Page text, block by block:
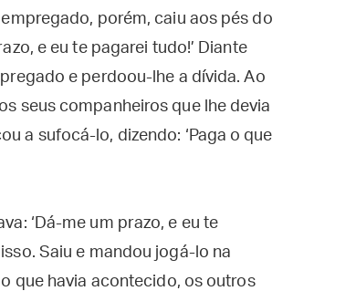
porém, caiu aos pés do
e eu te pagarei tudo!’ Diante
e perdoou-lhe a dívida. Ao
seus companheiros que lhe devia
a sufocá-lo, dizendo: ‘Paga o que
‘Dá-me um prazo, e eu te
Saiu e mandou jogá-lo na
que havia acontecido, os outros